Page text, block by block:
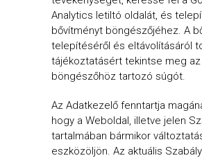
Analytics letiltó oldalát, és
bővítményt böngészőjéhez. A
telepítéséről és eltávolításáról
tájékoztatásért tekintse meg
böngészőhöz tartozó súgót.
Az Adatkezelő fenntartja
hogy a Weboldal, illetve jelen
tartalmában bármikor
eszközöljön. Az aktuális